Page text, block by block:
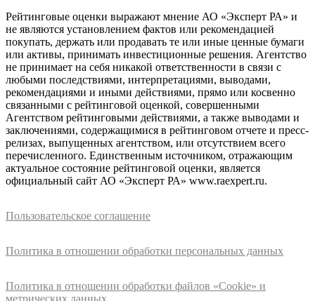
Рейтинговые оценки выражают мнение АО «Эксперт РА» и
не являются установлением фактов или рекомендацией
покупать, держать или продавать те или иные ценные бумаги
или активы, принимать инвестиционные решения. Агентство
не принимает на себя никакой ответственности в связи с
любыми последствиями, интерпретациями, выводами,
рекомендациями и иными действиями, прямо или косвенно
связанными с рейтинговой оценкой, совершенными
Агентством рейтинговыми действиями, а также выводами и
заключениями, содержащимися в рейтинговом отчете и пресс-
релизах, выпущенных агентством, или отсутствием всего
перечисленного. Единственным источником, отражающим
актуальное состояние рейтинговой оценки, является
официальный сайт АО «Эксперт РА» www.raexpert.ru.
Пользовательское соглашение
Политика в отношении обработки персональных данных
Политика в отношении обработки файлов «Cookie» и